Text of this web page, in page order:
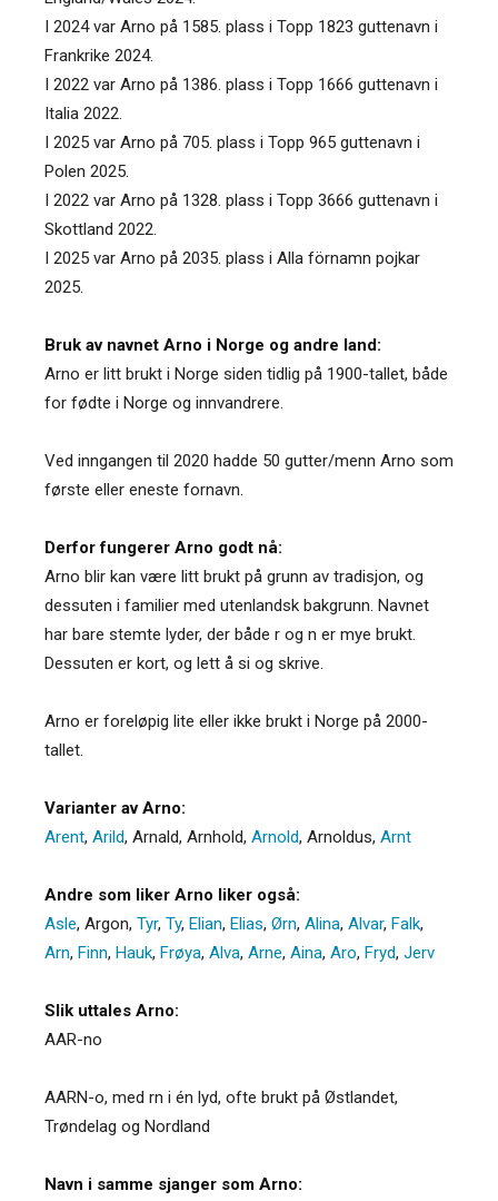
I 2024 var Arno på 1585. plass i Topp 1823 guttenavn i
Frankrike 2024.
I 2022 var Arno på 1386. plass i Topp 1666 guttenavn i
Italia 2022.
I 2025 var Arno på 705. plass i Topp 965 guttenavn i
Polen 2025.
I 2022 var Arno på 1328. plass i Topp 3666 guttenavn i
Skottland 2022.
I 2025 var Arno på 2035. plass i Alla förnamn pojkar
2025.
Bruk av navnet Arno i Norge og andre land:
Arno er litt brukt i Norge siden tidlig på 1900-tallet, både
for fødte i Norge og innvandrere.
Ved inngangen til 2020 hadde 50 gutter/menn Arno som
første eller eneste fornavn.
Derfor fungerer Arno godt nå:
Arno blir kan være litt brukt på grunn av tradisjon, og
dessuten i familier med utenlandsk bakgrunn. Navnet
har bare stemte lyder, der både r og n er mye brukt.
Dessuten er kort, og lett å si og skrive.
Arno er foreløpig lite eller ikke brukt i Norge på 2000-
tallet.
Varianter av Arno:
Arent, Arild, Arnald, Arnhold, Arnold, Arnoldus, Arnt
Andre som liker Arno liker også:
Asle, Argon, Tyr, Ty, Elian, Elias, Ørn, Alina, Alvar, Falk,
Arn, Finn, Hauk, Frøya, Alva, Arne, Aina, Aro, Fryd, Jerv
Slik uttales Arno:
AAR-no
AARN-o, med rn i én lyd, ofte brukt på Østlandet,
Trøndelag og Nordland
Navn i samme sjanger som Arno: